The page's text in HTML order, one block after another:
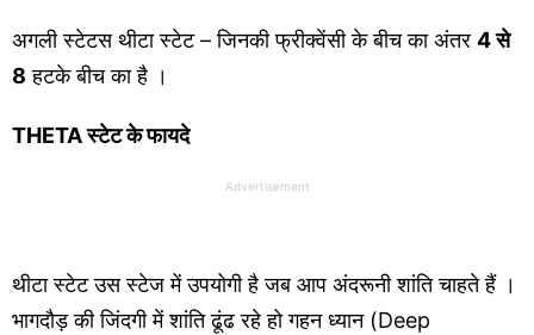
अगली स्टेटस थीटा स्टेट – जिनकी फ्रीक्वेंसी के बीच का अंतर 4 से
8 हटके बीच का है ।
THETA स्टेट के फायदे
Advertisement
थीटा स्टेट उस स्टेज में उपयोगी है जब आप अंदरूनी शांति चाहते हैं ।
भागदौड़ की जिंदगी में शांति ढूंढ रहे हो गहन ध्यान (Deep